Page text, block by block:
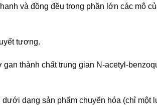
và đồng đều trong phần lớn các mô
tương.
thành chất trung gian N-acetyl-
dạng sản phẩm chuyển hóa (chỉ một